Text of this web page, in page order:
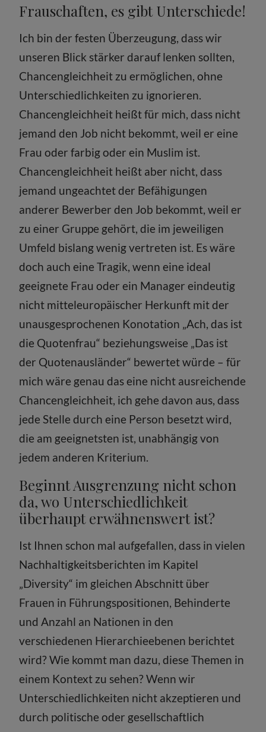
Frauschaften, es gibt Unterschiede!
Ich bin der festen Überzeugung, dass wir
unseren Blick stärker darauf lenken sollten,
Chancengleichheit zu ermöglichen, ohne
Unterschiedlichkeiten zu ignorieren.
Chancengleichheit heißt für mich, dass nicht
jemand den Job nicht bekommt, weil er eine
Frau oder farbig oder ein Muslim ist.
Chancengleichheit heißt aber nicht, dass
jemand ungeachtet der Befähigungen
anderer Bewerber den Job bekommt, weil er
zu einer Gruppe gehört, die im jeweiligen
Umfeld bislang wenig vertreten ist. Es wäre
doch auch eine Tragik, wenn eine ideal
geeignete Frau oder ein Manager eindeutig
nicht mitteleuropäischer Herkunft mit der
unausgesprochenen Konotation „Ach, das ist
die Quotenfrau“ beziehungsweise „Das ist
der Quotenausländer“ bewertet würde – für
mich wäre genau das eine nicht ausreichende
Chancengleichheit, ich gehe davon aus, dass
jede Stelle durch eine Person besetzt wird,
die am geeignetsten ist, unabhängig von
jedem anderen Kriterium.
Beginnt Ausgrenzung nicht schon
da, wo Unterschiedlichkeit
überhaupt erwähnenswert ist?
Ist Ihnen schon mal aufgefallen, dass in vielen
Nachhaltigkeitsberichten im Kapitel
„Diversity“ im gleichen Abschnitt über
Frauen in Führungspositionen, Behinderte
und Anzahl an Nationen in den
verschiedenen Hierarchieebenen berichtet
wird? Wie kommt man dazu, diese Themen in
einem Kontext zu sehen? Wenn wir
Unterschiedlichkeiten nicht akzeptieren und
durch politische oder gesellschaftlich